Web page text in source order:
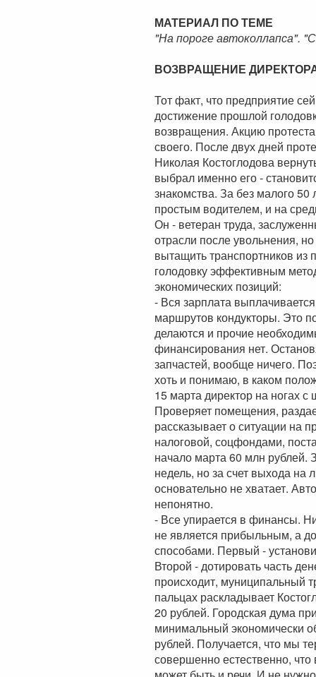
МАТЕРИАЛ ПО ТЕМЕ
"На пороге автоколлапса".
ВОЗВРАЩЕНИЕ
Тот факт, что предприятие
достижение прошлой
возвращения. Акцию
своего. После двух дней
Николая Костоглодова
выбрал именно его -
знакомства. За без малого
простым водителем, и на
Он - ветеран труда,
отрасли после увольнения,
вытащить транспортников из
голодовку эффективным
экономических позиций:
- Вся зарплата
маршрутов кондукторы. Это
делаются и прочие
финансирования нет.
запчастей, вообще ничего.
хоть и понимаю, в каком
15 марта директор на ногах
Проверяет помещения,
рассказывает о ситуации на
налоговой, соцфондами,
начало марта 60 млн рублей.
недель, но за счет выхода на
основательно не хватает.
непонятно.
- Все упирается в финансы.
не является прибыльным, а
способами. Первый -
Второй - дотировать часть
происходит, муниципальный
пальцах раскладывает
20 рублей. Городская дума
минимальный экономически
рублей. Получается, что мы
совершенно естественно, что